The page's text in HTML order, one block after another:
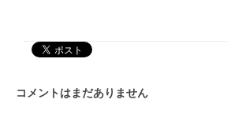
コメントはまだありません